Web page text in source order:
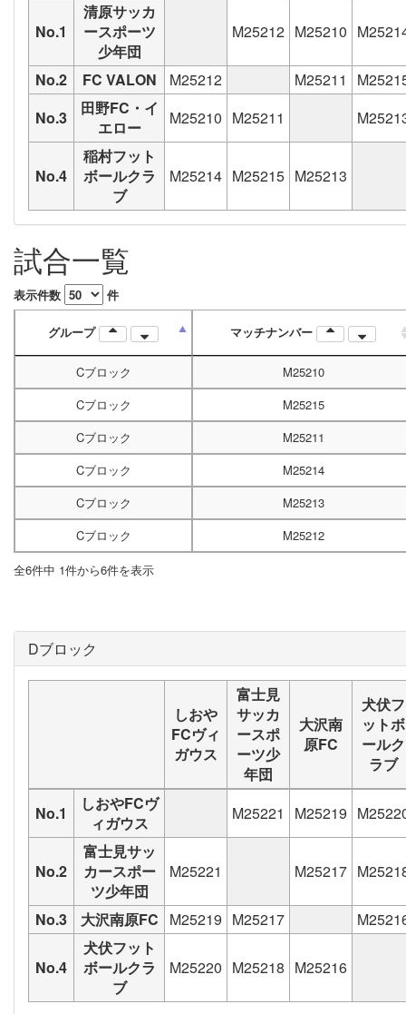
No.1
清原サッカ
ースポーツ
少年団
M25212 M25210
No.2 FC VALON M25212 M25211
No.3
田野FC・イ
エロー
M25210 M25211
No.4
稲村フット
ボールクラ
ブ
M25214 M25215 M25213
試合一覧
表示件数 件
グループ マッチナンバー
Cブロック M25210
Cブロック
M25215
Cブロック
M25211
Cブロック
M25214
Cブロック
M25213
Cブロック
M25212
全6件中 1件から6件を表示
Dブロック
しおや
FCヴィ
ガウス
富士見
サッカ
ースポ
ーツ少
年団
大沢南
原FC
犬伏フ
ットボ
ールク
ラブ
No.1
しおやFCヴ
ィガウス
M25221 M25219
No.2
富士見サッ
カースポー
ツ少年団
M25221 M25217
No.3 大沢南原FC M25219 M25217
No.4
犬伏フット
ボールクラ
ブ
M25220 M25218 M25216